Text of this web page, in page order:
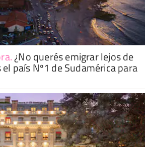
.¿No querés emigrar lejos de
país Nº1 de Sudamérica para